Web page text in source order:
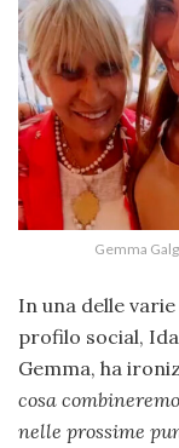
Gemma
In una delle
profilo social,
Gemma, ha
cosa
nelle prossime